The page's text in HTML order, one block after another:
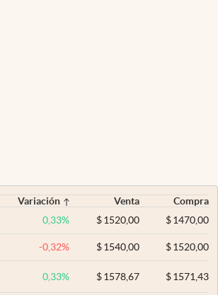
Variación Venta
Compra
0,33% $ 1520,00 $1470,00
-0,32% $ 1540,00 $1520,00
0,33% $ 1578,67 $1571,43